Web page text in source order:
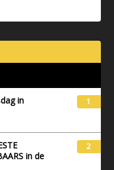
in
1
in de
2